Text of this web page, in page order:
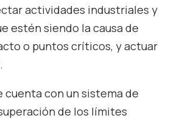
actividades industriales y
estén siendo la causa de
o puntos críticos, y actuar
cuenta con un sistema de
de los límites